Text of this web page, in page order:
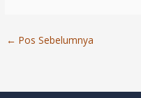
← Pos Sebelumnya